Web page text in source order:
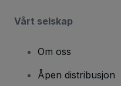
Vårt selskap
Om oss
Åpen distribusjon